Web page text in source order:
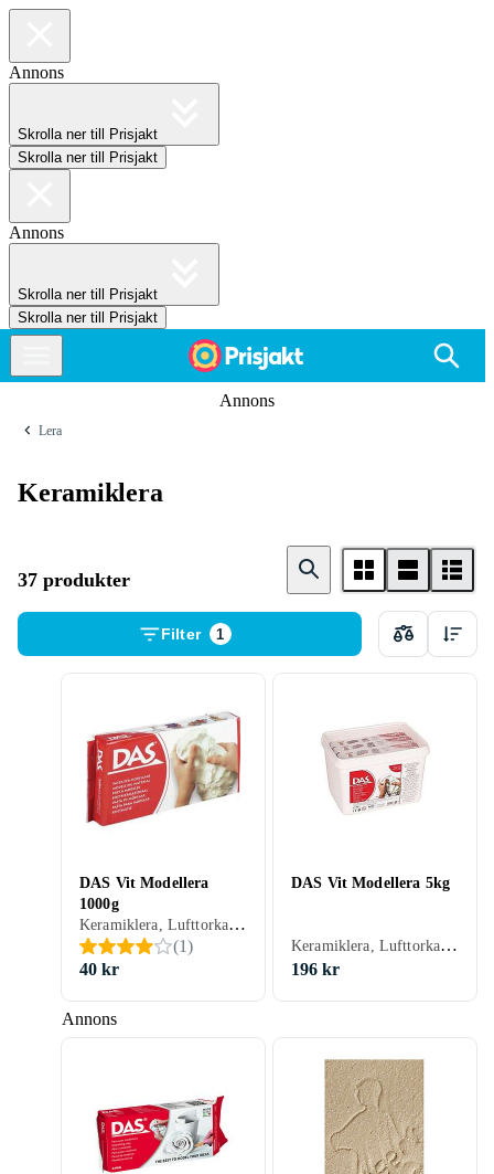
Annons
Skrolla ner till Prisjakt
Skrolla ner till Prisjakt
Annons
Skrolla ner till Prisjakt
Skrolla ner till Prisjakt
Annons
Lera
Keramiklera
37 produkter
Filter 1
Annons
DAS Vit Modellera
1000g
Keramiklera, Lufttorkande, Vit
(1)
40 kr
DAS Vit Modellera 5kg
Keramiklera, Lufttorkande, Vit
196 kr